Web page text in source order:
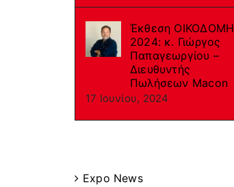
Έκθεση ΟΙΚΟΔΟΜΗ
2024: κ. Γιώργος
Παπαγεωργίου –
Διευθυντής
Πωλήσεων Macon
17 Ιουνίου, 2024
Expo News